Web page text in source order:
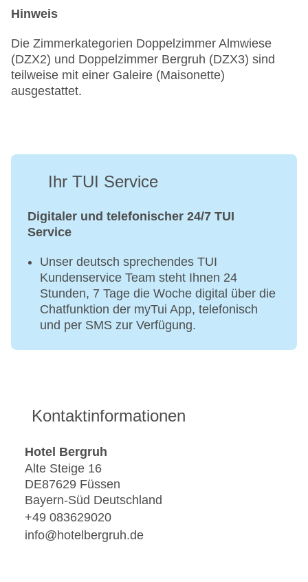
Hinweis
Die Zimmerkategorien Doppelzimmer Almwiese
(DZX2) und Doppelzimmer Bergruh (DZX3) sind
teilweise mit einer Galeire (Maisonette)
ausgestattet.
Ihr TUI Service
Digitaler und telefonischer 24/7 TUI
Service
Unser deutsch sprechendes TUI
Kundenservice Team steht Ihnen 24
Stunden, 7 Tage die Woche digital über die
Chatfunktion der myTui App, telefonisch
und per SMS zur Verfügung.
Kontaktinformationen
Hotel Bergruh
Alte Steige 16
DE87629 Füssen
Bayern-Süd Deutschland
+49 083629020
info@hotelbergruh.de